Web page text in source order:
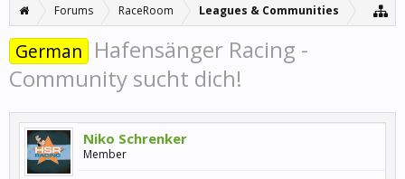
Forums RaceRoom Leagues & Communities
German Hafensänger Racing -
Community sucht dich!
Niko Schrenker
Member